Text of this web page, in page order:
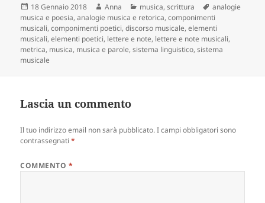
Scritto
il
18 Gennaio 2018 Autore
Anna Categorie
musica,scrittura Tag
analogie
musica e poesia,analogie musica e retorica,componimenti
musicali,componimenti poetici,discorso musicale,elementi
musicali,elementi poetici, lettere e note, lettere e note musicali,
metrica, musica, musica e parole,sistema linguistico,sistema
musicale
Lascia un commento
Il tuo indirizzo email non sarà pubblicato. I campi obbligatori sono
contrassegnati*
COMMENTO *